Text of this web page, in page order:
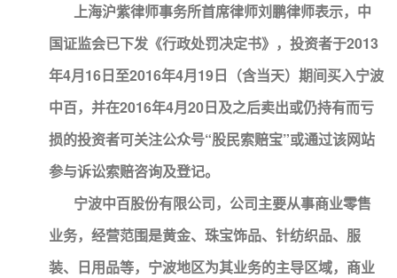
上海沪紫律师事务所首席律师刘鹏律师表示，中
国证监会已下发《行政处罚决定书》，投资者于2013
年4月16日至2016年4月19日（含当天）期间买入宁波
中百，并在2016年4月20日及之后卖出或仍持有而亏
损的投资者可关注公众号“股民索赔宝”或通过该网站
参与诉讼索赔咨询及登记。
宁波中百股份有限公司，公司主要从事商业零售
业务，经营范围是黄金、珠宝饰品、针纺织品、服
装、日用品等，宁波地区为其业务的主导区域，商业